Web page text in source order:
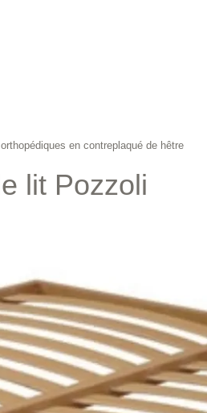
en contreplaqué de hêtre
lit Pozzoli